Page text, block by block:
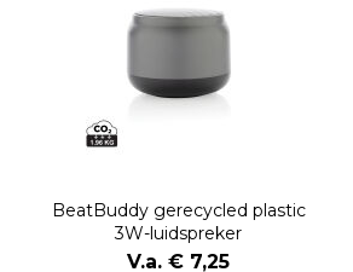
BeatBuddy gerecycled plastic
3W-luidspreker
V.a. € 7,25